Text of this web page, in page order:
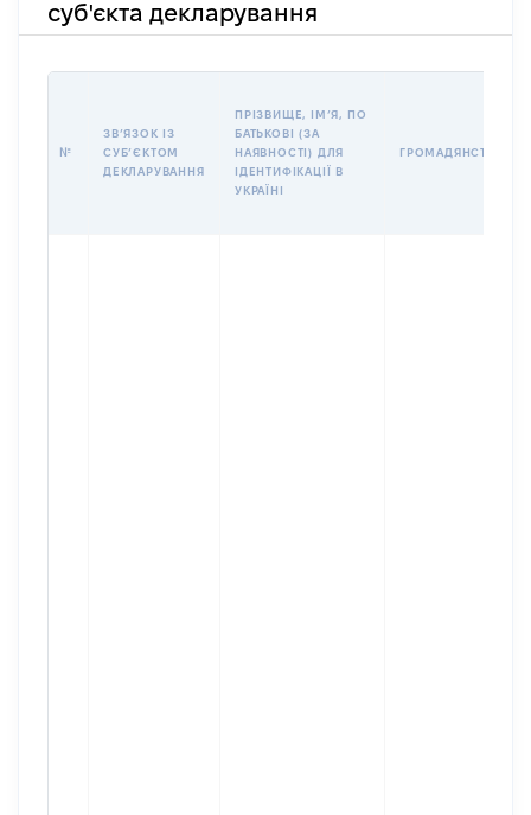
суб'єкта декларування
№
ЗВʼЯЗОК ІЗ
СУБʼЄКТОМ
ДЕКЛАРУВАННЯ
ПРІЗВИЩЕ, ІМʼЯ, ПО
БАТЬКОВІ (ЗА
НАЯВНОСТІ) ДЛЯ
ІДЕНТИФІКАЦІЇ В
УКРАЇНІ
ГРОМАДЯНСТВО